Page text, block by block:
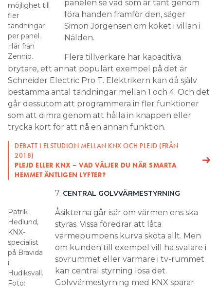
möjlighet till
fler
tändningar
per panel.
Här från
Zennio.
panelen se vad som är tänt genom
föra handen framför den, säger
Simon Jörgensen om köket i villan i
Nälden.
Flera tillverkare har kapacitiva
brytare, ett annat populärt exempel på det är
Schneider Electric Pro T. Elektrikern kan då själv
bestämma antal tändningar mellan 1 och 4. Och det
går dessutom att programmera in fler funktioner
som att dimra genom att hålla in knappen eller
trycka kort för att nå en annan funktion.
DEBATT I ELSTUDION MELLAN KNX OCH PLEJD (FRÅN
2018)
PLEJD ELLER KNX – VAD VÄLJER DU NÄR SMARTA
HEMMET ÄNTLIGEN LYFTER?
Patrik
Hedlund,
KNX-
specialist
på Bravida
i
Hudiksvall.
Foto:
7. CENTRAL GOLVVÄRMESTYRNING
Åsikterna går isär om värmen ens ska
styras. Vissa föredrar att låta
värmepumpens kurva sköta allt. Men
om kunden till exempel vill ha svalare i
sovrummet eller varmare i tv-rummet
kan central styrning lösa det.
Golvvärmestyrning med KNX sparar